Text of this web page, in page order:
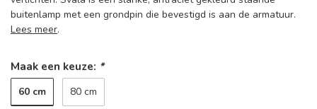
buitenlamp met een grondpin die bevestigd is aan de armatuur.
Lees meer.
Maak een keuze: *
60 cm 80 cm